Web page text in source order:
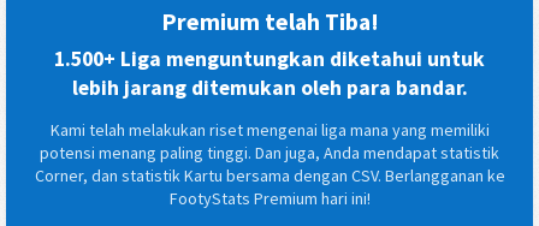
Premium telah Tiba!
1.500+ Liga menguntungkan diketahui untuk
lebih jarang ditemukan oleh para bandar.
Kami telah melakukan riset mengenai liga mana yang memiliki
potensi menang paling tinggi. Dan juga, Anda mendapat statistik
Corner, dan statistik Kartu bersama dengan CSV. Berlangganan ke
FootyStats Premium hari ini!